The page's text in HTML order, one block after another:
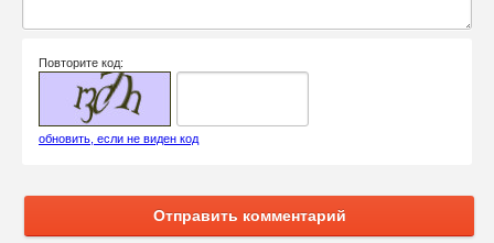
Повторите код:
обновить, если не виден код
Отправить комментарий